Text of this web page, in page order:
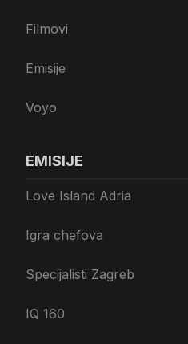
Filmovi
Emisije
Voyo
EMISIJE
Love Island Adria
Igra chefova
Specijalisti Zagreb
IQ 160